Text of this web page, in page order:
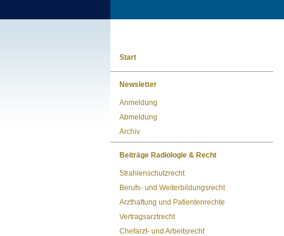
Start
Newsletter
Anmeldung
Abmeldung
Archiv
Beiträge Radiologie & Recht
Strahlenschutzrecht
Berufs- und Weiterbildungsrecht
Arzthaftung und Patientenrechte
Vertragsarztrecht
Chefarzt- und Arbeitsrecht